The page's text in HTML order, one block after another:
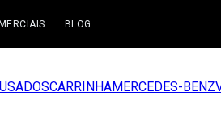
BLOG
CARRINHAMERCEDES-BENZ